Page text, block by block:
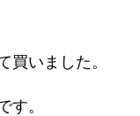
買いました。
す。